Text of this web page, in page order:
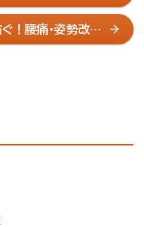
！腰痛・姿勢改善